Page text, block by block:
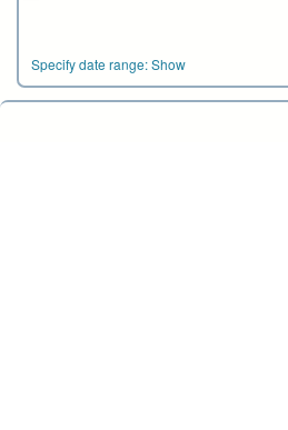
Specify date range:Show